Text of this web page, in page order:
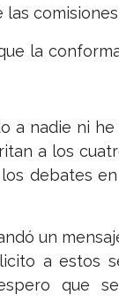
la
a nadie ni
a los
debates
un
a estos
que